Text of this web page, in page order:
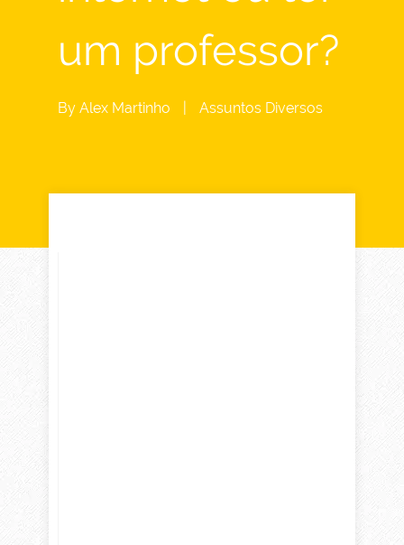
um professor?
By Alex Martinho Assuntos Diversos